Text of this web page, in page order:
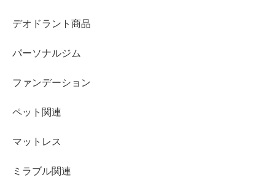
デオドラント商品
パーソナルジム
ファンデーション
ペット関連
マットレス
ミラブル関連